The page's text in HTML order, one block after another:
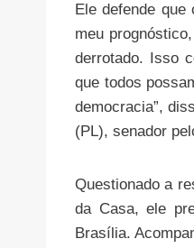
Ele defende
meu
derrotado. Isso
que todos
democracia”,
(PL), senador
Questionado a
da Casa, ele
Brasília.